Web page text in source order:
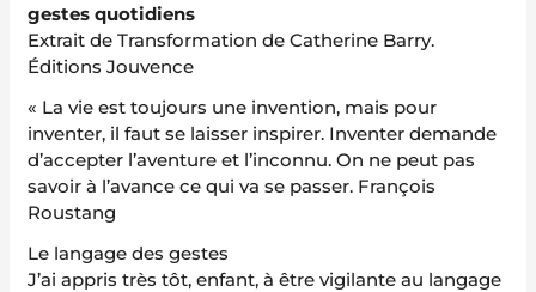
gestes quotidiens
Extrait de Transformation de Catherine Barry.
Éditions Jouvence
« La vie est toujours une invention, mais pour
inventer, il faut se laisser inspirer. Inventer demande
d’accepter l’aventure et l’inconnu. On ne peut pas
savoir à l’avance ce qui va se passer. François
Roustang
Le langage des gestes
J’ai appris très tôt, enfant, à être vigilante au langage